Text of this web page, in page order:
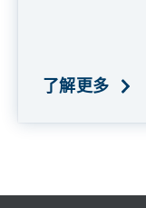
了解更多